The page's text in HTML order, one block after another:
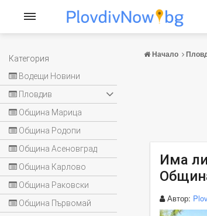
Категория
Водещи Новини
Пловдив
Община Марица
Община Родопи
Община Асеновград
Община Карлово
Община Раковски
Община Първомай
Начало
Има
Автор: